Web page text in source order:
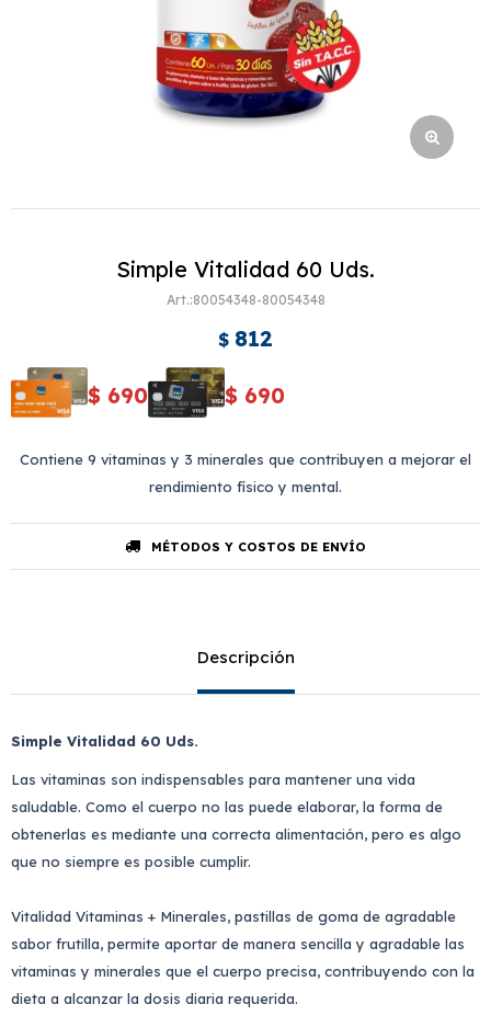
Simple Vitalidad 60 Uds.
80054348-80054348
$ 812
$ 690 $ 690
Contiene 9 vitaminas y 3 minerales que contribuyen a mejorar el
rendimiento físico y mental.
MÉTODOS Y COSTOS DE ENVÍO
Descripción
Simple Vitalidad 60 Uds.
Las vitaminas son indispensables para mantener una vida
saludable. Como el cuerpo no las puede elaborar, la forma de
obtenerlas es mediante una correcta alimentación, pero es algo
que no siempre es posible cumplir.
Vitalidad Vitaminas + Minerales, pastillas de goma de agradable
sabor frutilla, permite aportar de manera sencilla y agradable las
vitaminas y minerales que el cuerpo precisa, contribuyendo con la
dieta a alcanzar la dosis diaria requerida.